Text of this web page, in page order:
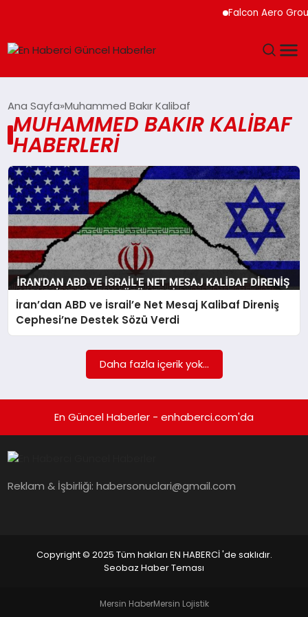
Falcon Aero
SPOR
SAĞLIK
TEKNOLOJI
MAGAZIN
DÜNYA
EKONOMI
Ana Sayfa Muhammed Bakır Kalibaf
MUHAMMED BAKIR KALIBAF
HABERLERI
İran’dan ABD ve İsrail’e Net Mesaj Kalibaf Direniş
Cephesi’ne Destek Sözü Verdi
Daha fazla içerik yok...
En Güncel Haberler - enhaberci.com'da
Reklam & İşbirliği:habersonuclari@gmail.com
Copyright © 2025 Tüm hakları EN HABERCİ 'de saklıdır.
Seobaz Haber Teması
Mersin HaberMersin Lojistik